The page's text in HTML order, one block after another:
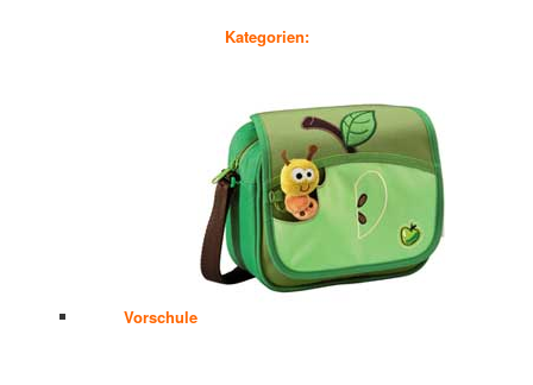
Kategorien:
Vorschule